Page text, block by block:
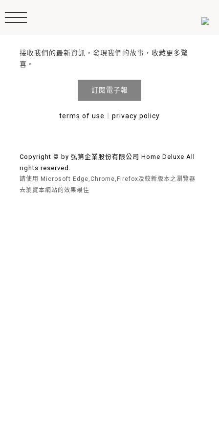
Copyright © by 弘第企業股份有限公司 Home Deluxe All
rights reserved.
請使用 Microsoft Edge,Chrome,Firefox及較新版本之瀏覽器
去瀏覽本網站的效果最佳
接收我們的最新資訊，發現我們的故事，收藏更多驚
喜。
訂閱電子報
terms of use privacy policy